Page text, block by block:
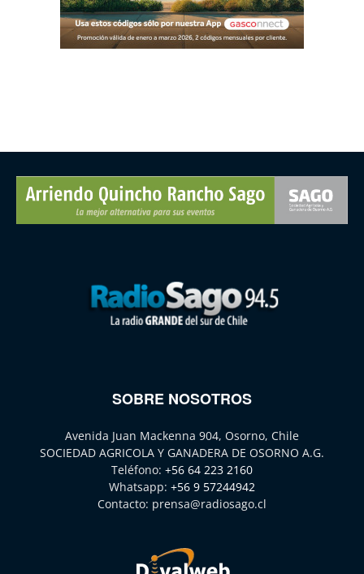
SOBRE NOSOTROS
Avenida Juan Mackenna 904, Osorno, Chile
SOCIEDAD AGRICOLA Y GANADERA DE OSORNO A.G.
Teléfono: +56 64 223 2160
Whatsapp: +56 9 57244942
Contacto: prensa@radiosago.cl